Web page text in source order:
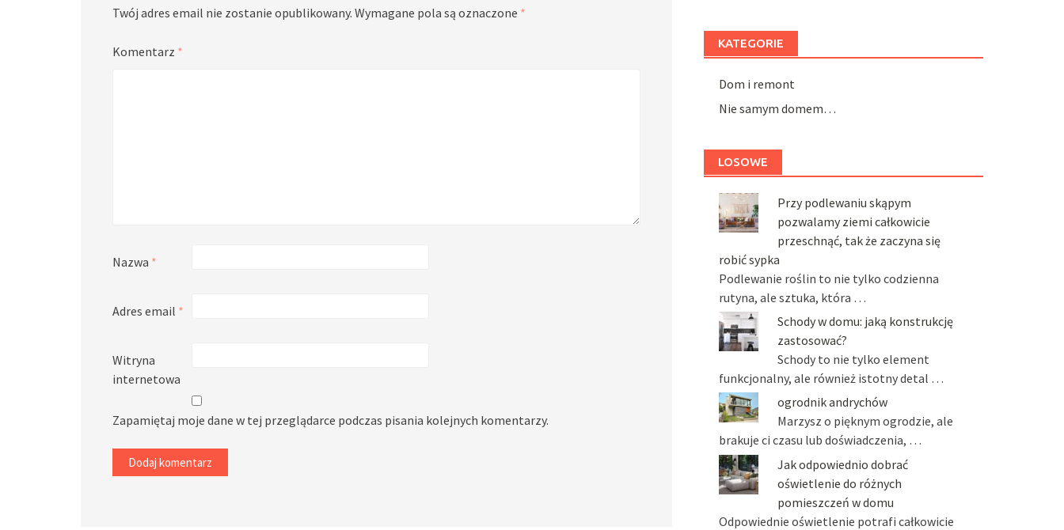
Twój adres email nie zostanie opublikowany. Wymagane pola są oznaczone *
Komentarz *
Nazwa *
Adres email *
Witryna
internetowa
Zapamiętaj moje dane w tej przeglądarce podczas pisania kolejnych komentarzy.
KATEGORIE
Dom i remont
Nie samym domem…
LOSOWE
Przy podlewaniu skąpym
pozwalamy ziemi całkowicie
przeschnąć, tak że zaczyna się
robić sypka
Podlewanie roślin to nie tylko codzienna
rutyna, ale sztuka, która …
Schody w domu: jaką konstrukcję
zastosować?
Schody to nie tylko element
funkcjonalny, ale również istotny detal …
ogrodnik andrychów
Marzysz o pięknym ogrodzie, ale
brakuje ci czasu lub doświadczenia, …
Jak odpowiednio dobrać
oświetlenie do różnych
pomieszczeń w domu
Odpowiednie oświetlenie potrafi całkowicie